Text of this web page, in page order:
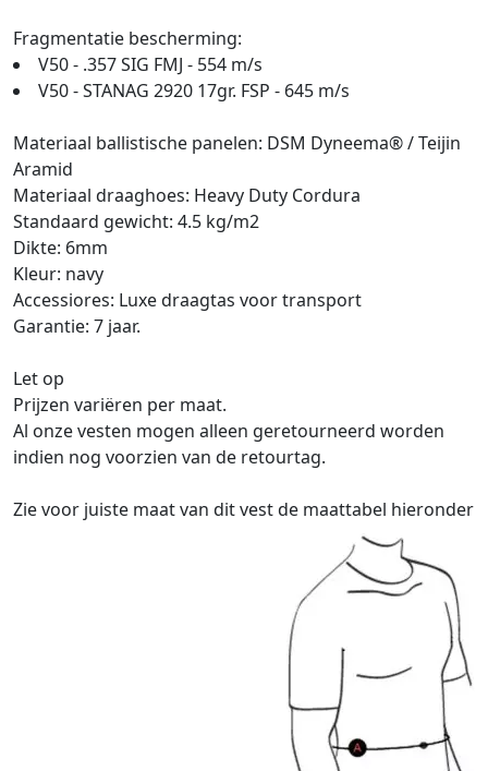
Fragmentatie bescherming:
V50 - .357 SIG FMJ - 554 m/s
V50 - STANAG 2920 17gr. FSP - 645 m/s
Materiaal ballistische panelen: DSM Dyneema® / Teijin
Aramid
Materiaal draaghoes: Heavy Duty Cordura
Standaard gewicht: 4.5 kg/m2
Dikte: 6mm
Kleur: navy
Accessiores: Luxe draagtas voor transport
Garantie: 7 jaar.
Let op
Prijzen variëren per maat.
Al onze vesten mogen alleen geretourneerd worden
indien nog voorzien van de retourtag.
Zie voor juiste maat van dit vest de maattabel hieronder